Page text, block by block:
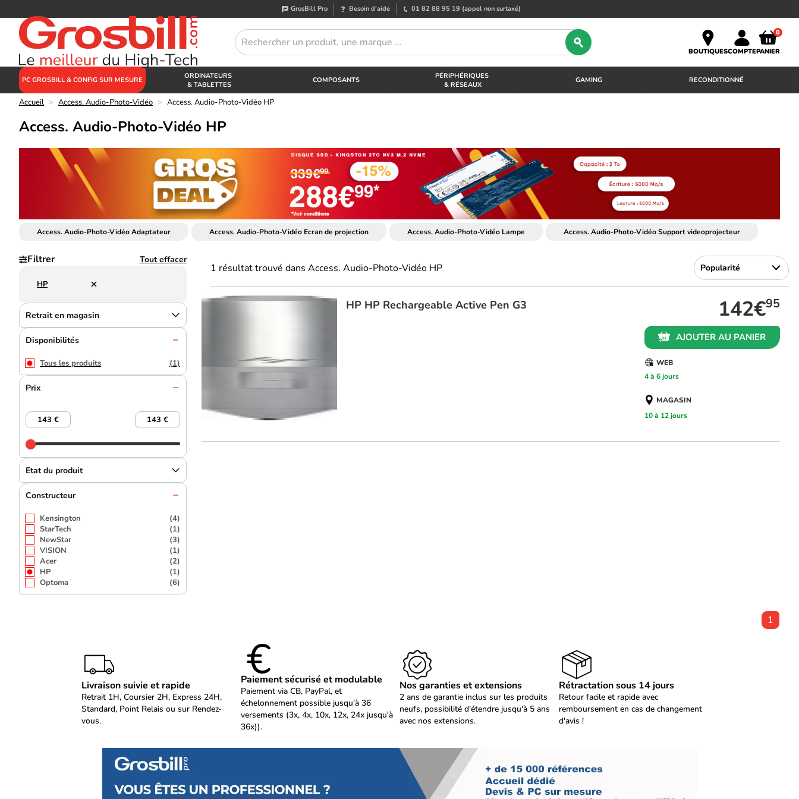
GrosBill Pro Besoin d’aide 01 82 88 95 19 (appel non surtaxé)
BOUTIQUESCOMPTE
0
PANIER
PC GROSBILL & CONFIG SUR MESURE
ORDINATEURS
& TABLETTES
COMPOSANTS
PÉRIPHÉRIQUES
& RÉSEAUX
GAMING RECONDITIONNÉ
Accueil > Access. Audio-Photo-Vidéo > Access. Audio-Photo-Vidéo HP
Access. Audio-Photo-Vidéo HP
Access. Audio-Photo-Vidéo Adaptateur Access. Audio-Photo-Vidéo Ecran de projection Access. Audio-Photo-Vidéo Lampe Access. Audio-Photo-Vidéo Support videoprojecteur
Filtrer Tout effacer
HP
Retrait en magasin
Disponibilités
Tous les produits (1)
Prix
Etat du produit
Constructeur
Kensington
(4)
StarTech
(1)
NewStar
(3)
VISION
(1)
Acer
(2)
HP
(1)
Optoma
(6)
1 résultat trouvé dans Access. Audio-Photo-Vidéo HP
HP HP Rechargeable Active Pen G3 142€95
AJOUTER AU PANIER
WEB
4 à 6 jours
MAGASIN
10 à 12 jours
1
Livraison suivie et rapide
Retrait 1H, Coursier 2H, Express 24H,
Standard, Point Relais ou sur Rendez-
vous.
Paiement sécurisé et modulable
Paiement via CB, PayPal, et
échelonnement possible jusqu'à 36
versements (3x, 4x, 10x, 12x, 24x jusqu'à
36x)).
Nos garanties et extensions
2 ans de garantie inclus sur les produits
neufs, possibilité d'étendre jusqu'à 5 ans
avec nos extensions.
Rétractation sous 14 jours
Retour facile et rapide avec
remboursement en cas de changement
d'avis !